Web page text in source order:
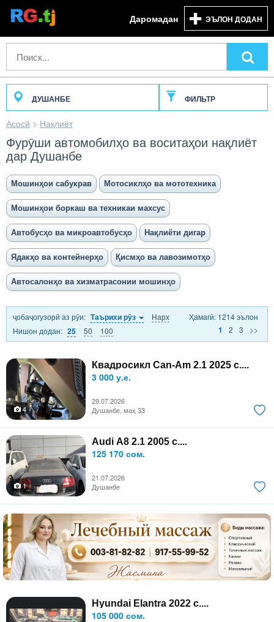
Даромадан ЭЪЛОН ДОДАН
ДУШАНБЕ ФИЛЬТР
Асосӣ > Нақлиёт
Фурӯши автомобилҳо ва воситаҳои нақлиёт
дар Душанбе
Мошинҳои сабукрав Мотосиклҳо ва мототехника
Мошинҳои боркаш ва техникаи махсус
Автобусҳо ва микроавтобусҳо Нақлиёти дигар
Ядакҳо ва контейнерҳо Қисмҳо ва лавозимотҳо
Автосалонҳо ва хизматрасонии мошинҳо
ҷобаҷогузорӣ аз рӯи: Таърихи рӯз
Нарх
Нишон додан: 25 50 100
Ҳамагӣ: 1214 эълон
1
2 3 >>
Квадросикл Can-Am 2.1 2025 с....
3 000 у.е.
29.07.2026
4
Душанбе, маҳ 33
Audi A8 2.1 2005 с....
125 170 сом.
21.07.2026
1
Душанбе
Hyundai Elantra 2022 с....
105 000 сом.